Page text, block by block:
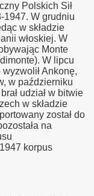
Polskich Sił
1947. W grudniu
w składzie
włoskiej. W
Monte
W lipcu
Ankonę,
w październiku
udział w bitwie
w składzie
został do
na
korpus